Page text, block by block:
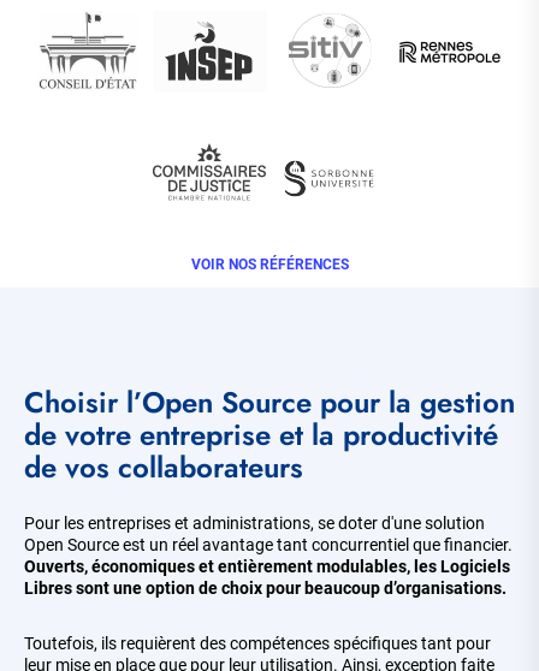
VOIR NOS RÉFÉRENCES
Choisir l’Open Source pour la gestion
de votre entreprise et la productivité
de vos collaborateurs
Pour les entreprises et administrations, se doter d'une solution
Open Source est un réel avantage tant concurrentiel que financier.
Ouverts, économiques et entièrement modulables, les Logiciels
Libres sont une option de choix pour beaucoup d’organisations.
Toutefois, ils requièrent des compétences spécifiques tant pour
leur mise en place que pour leur utilisation. Ainsi, exception faite